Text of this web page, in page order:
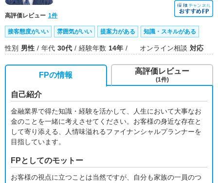
高評価レビュー 1件
接客態度がいい 雰囲気がいい 提案力がある 知識・スキルがある
性別 男性 年代 30代 経験年数 14年 オンライン相談 対応
FPの情報
自己紹介
金融業界で得た知識・経験を活かして、人生において大事なお
金のことを一緒に考えさせてください。お客様の身近な存在と
して寄り添える、人情味溢れるファイナンシャルプランナーを
目指しています。
FPとしてのモットー
お客様の視点に立つことは当然ですが、自分も家族の一員のつ
高評価レビュー
(1件)